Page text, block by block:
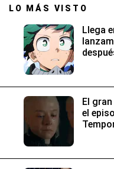
LO MÁS VISTO
Llega
El
el